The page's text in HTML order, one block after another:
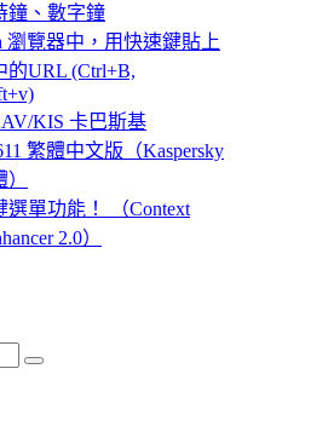
鐘、數字鐘
瀏覽器中，用快速鍵貼上
的URL (Ctrl+B,
KIS 卡巴斯基
繁體中文版（Kaspersky
選單功能！ （Context
2.0）
Search